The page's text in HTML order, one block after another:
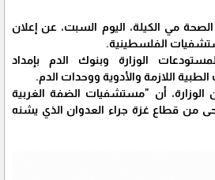
مي الكيلة، اليوم السبت، عن إعلان
الفلسطينية.
الوزارة وبنوك الدم بإمداد
اللازمة والأدوية ووحدات الدم.
أن "مستشفيات الضفة الغربية
من قطاع غزة جراء العدوان الذي يشنه